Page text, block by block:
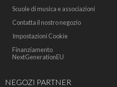
Scuole di musica e associazioni
Contatta il nostro negozio
Impostazioni Cookie
Finanziamento
NextGenerationEU
NEGOZI PARTNER